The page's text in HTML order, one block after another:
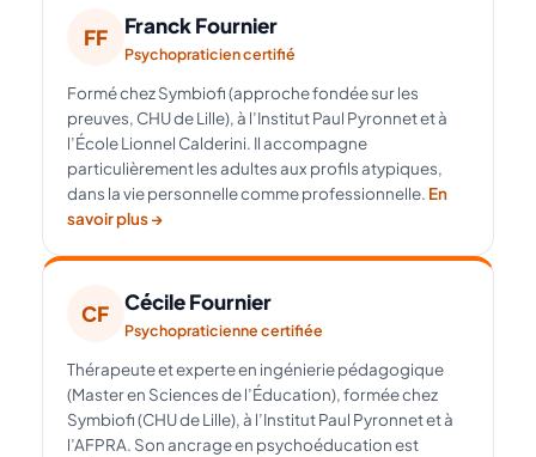
FF Franck Fournier
Psychopraticien certifié
Formé chez Symbiofi (approche fondée sur les
preuves, CHU de Lille), à l’Institut Paul Pyronnet et à
l’École Lionnel Calderini. Il accompagne
particulièrement les adultes aux profils atypiques,
dans la vie personnelle comme professionnelle. En
savoir plus →
CF Cécile Fournier
Psychopraticienne certifiée
Thérapeute et experte en ingénierie pédagogique
(Master en Sciences de l’Éducation), formée chez
Symbiofi (CHU de Lille), à l’Institut Paul Pyronnet et à
l’AFPRA. Son ancrage en psychoéducation est